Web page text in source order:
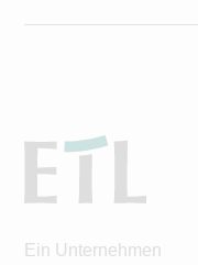
Ein Unternehmen